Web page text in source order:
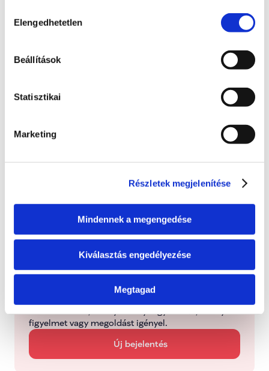
kiválasztása
Elengedhetetlen
Beállítások
Statisztikai
Marketing
Részletek megjelenítése
Mindennek a megengedése
Kiválasztás engedélyezése
Megtagad
Időrendi sorrendbe rendezve
Itt láthatod, hogy a bejelentett probléma jelenleg
Bejelentve
Kezelve
Típus: Mentorálva
figyelmet vagy megoldást igényel.
Új bejelentés